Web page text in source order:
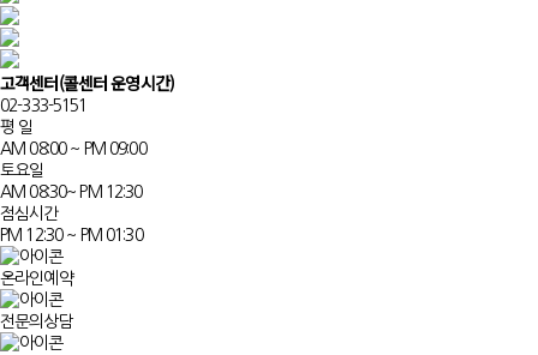
고객센터(콜센터 운영시간)
02-333-5151
평 일
AM 08:00 ~ PM 09:00
토요일
AM 08:30~ PM 12:30
점심시간
PM 12:30 ~ PM 01:30
온라인예약
전문의상담